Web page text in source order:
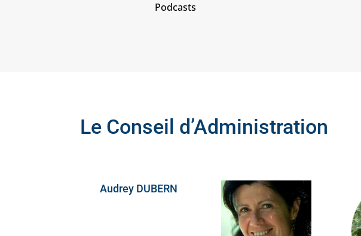
Podcasts
Le Conseil d’Administration
Audrey DUBERN